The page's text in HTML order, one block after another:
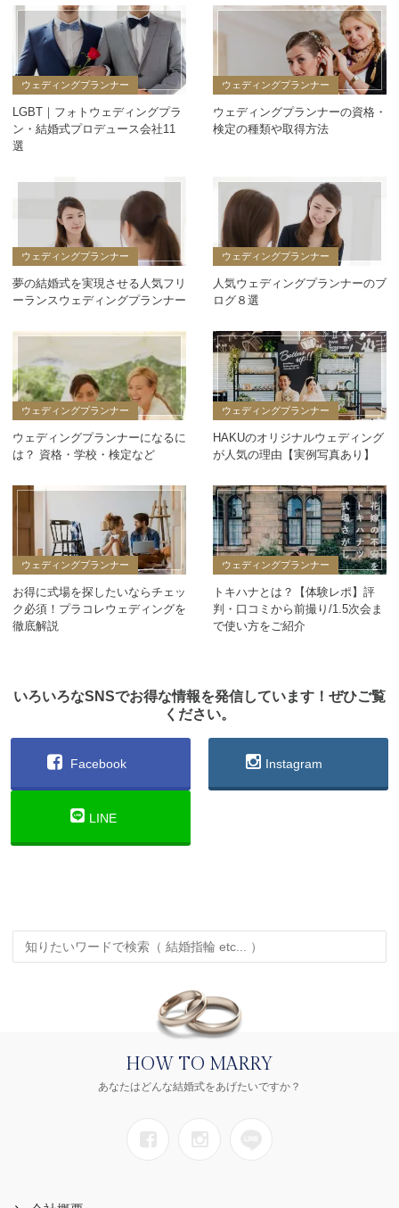
ウェディングプランナー
LGBT｜フォトウェディングプラ
ン・結婚式プロデュース会社11
選
ウェディングプランナー
ウェディングプランナーの資格・
検定の種類や取得方法
ウェディングプランナー
夢の結婚式を実現させる人気フリ
ーランスウェディングプランナー
ウェディングプランナー
人気ウェディングプランナーのブ
ログ８選
ウェディングプランナー
ウェディングプランナーになるに
は？ 資格・学校・検定など
ウェディングプランナー
HAKUのオリジナルウェディング
が人気の理由【実例写真あり】
ウェディングプランナー
お得に式場を探したいならチェッ
ク必須！プラコレウェディングを
徹底解説
ウェディングプランナー
トキハナとは？【体験レポ】評
判・口コミから前撮り/1.5次会ま
で使い方をご紹介
いろいろなSNSでお得な情報を発信しています！ぜひご覧
ください。
Facebook Instagram
LINE
HOW TO MARRY
あなたはどんな結婚式をあげたいですか？